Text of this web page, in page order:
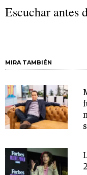
Escuchar antes
MIRA TAMBIÉN